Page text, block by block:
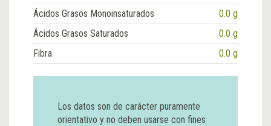
Ácidos Grasos Monoinsaturados
0.0 g
Ácidos Grasos Saturados
0.0 g
Fibra
0.0 g
Los datos son de carácter puramente
orientativo y no deben usarse con fines